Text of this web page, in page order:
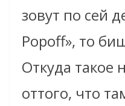
зовут по сей
Popoff», то
Откуда такое
оттого, что